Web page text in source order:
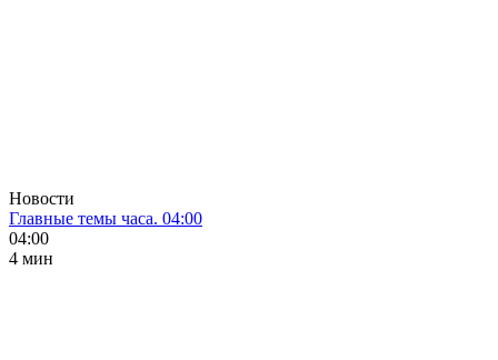
Новости
Главные темы часа. 04:00
04:00
4 мин